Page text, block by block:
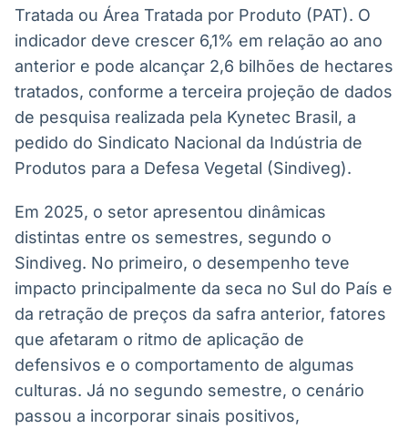
negociação de
ativos
integração de
conteúdos e
Broadcast
Ticker
Cotações e
notícias
Broadcast
Widgets
Componentes
funcionalidades
Broadcast
Wallboard
Conteúdos e
dados para
displays e telas
Broadcast
Curadoria
conteúdos
noticiosos
Soluções de
Tecnologia
Broadcast
Radar
Monitoramento
Broadcast
Fundos
Tratada ou Área Tratada por Produto (PAT). O
indicador deve crescer 6,1% em relação ao ano
anterior e pode alcançar 2,6 bilhões de hectares
tratados, conforme a terceira projeção de dados
de pesquisa realizada pela Kynetec Brasil, a
pedido do Sindicato Nacional da Indústria de
Produtos para a Defesa Vegetal (Sindiveg).
Em 2025, o setor apresentou dinâmicas
distintas entre os semestres, segundo o
Sindiveg. No primeiro, o desempenho teve
impacto principalmente da seca no Sul do País e
da retração de preços da safra anterior, fatores
que afetaram o ritmo de aplicação de
defensivos e o comportamento de algumas
culturas. Já no segundo semestre, o cenário
passou a incorporar sinais positivos,